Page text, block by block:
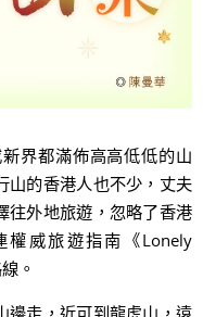
界都滿佈高高低低的山
山的香港人也不少，丈夫
往外地旅遊，忽略了香港
威旅遊指南《Lonely
。
走，近可到龍虎山，遠